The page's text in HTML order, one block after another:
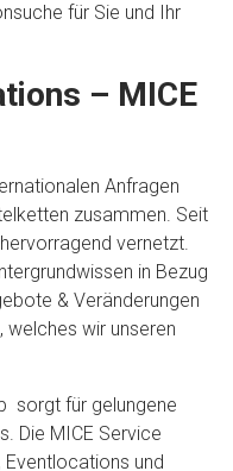
für Sie und Ihr
– MICE
Anfragen
zusammen. Seit
vernetzt.
in Bezug
& Veränderungen
welches wir unseren
sorgt für gelungene
Die MICE Service
und